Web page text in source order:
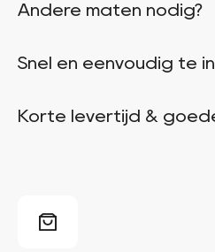
Andere maten nodig?
Snel en eenvoudig te
Korte levertijd &